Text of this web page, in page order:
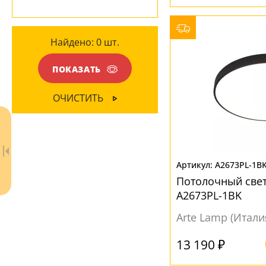
A2673PL-
Потолочный
A2673PL-1BK
Arte Lamp
13 190 ₽
Акрил(6)
Без плафона
Металл(2)
ПОВЕРХНОСТЬ
Глянцевый(2)
Матовый
Рельефный(2)
Найдено: 0 шт.
ПОКАЗАТЬ
ОЧИСТИТЬ